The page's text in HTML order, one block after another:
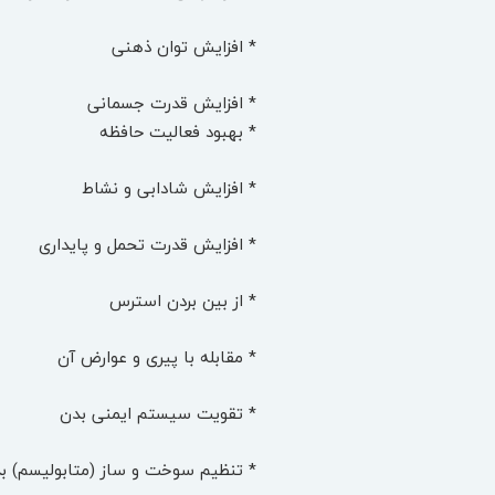
* افزایش توان ذهنی
* افزایش قدرت جسمانی
* بهبود فعالیت حافظه
* افزایش شادابی و نشاط
* افزایش قدرت تحمل و پایداری
* از بین بردن استرس
* مقابله با پیری و عوارض آن
* تقویت سیستم ایمنی بدن
* تنظیم سوخت و ساز (متابولیسم)